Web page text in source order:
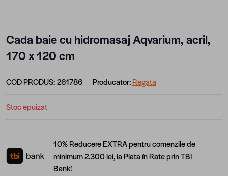
Cada baie cu hidromasaj Aqvarium, acril,
170 x 120 cm
COD PRODUS:261786 Producator:Regata
Stoc epuizat
10% Reducere EXTRA pentru comenzile de
minimum 2.300 lei, la Plata în Rate prin TBI
Bank!